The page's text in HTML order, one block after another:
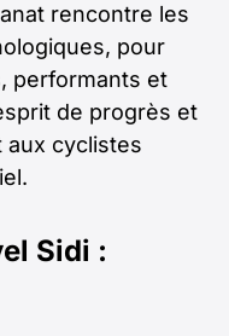
rencontre les
pour
performants et
de progrès et
aux cyclistes
Sidi :